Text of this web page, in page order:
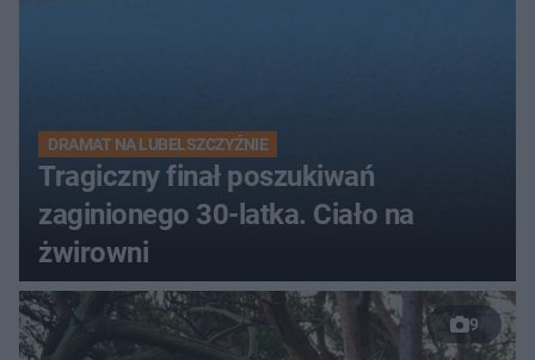
DRAMAT NA LUBELSZCZYŹNIE
Tragiczny finał poszukiwań
zaginionego 30-latka. Ciało na
żwirowni
9